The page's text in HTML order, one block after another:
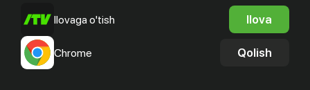
Ilovaga o'tish Ilova
Chrome Qolish